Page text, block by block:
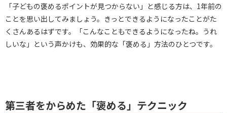
「子どもの褒めるポイントが見つからない」と感じる方は、1年前の
ことを思い出してみましょう。きっとできるようになったことがた
くさんあるはずです。「こんなこともできるようになったね。うれ
しいな」という声かけも、効果的な「褒める」方法のひとつです。
第三者をからめた「褒める」テクニック